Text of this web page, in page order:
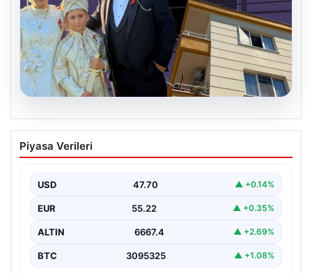
Çanakkale’de böcek ilaçlaması felakete
dönüştü. Yusuf öldü, annesi yoğun
Piyasa Verileri
USD 47.70 ▲ +0.14%
EUR 55.22 ▲ +0.35%
ALTIN 6667.4 ▲ +2.69%
BTC 3095325 ▲ +1.08%